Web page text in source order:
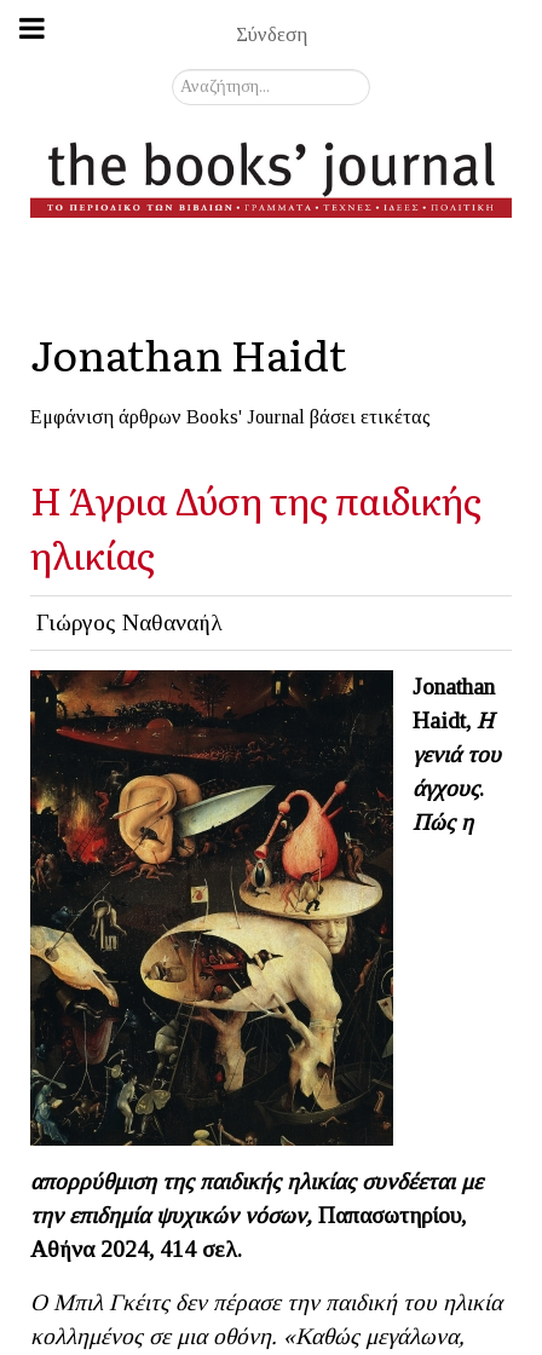
Σύνδεση
Αναζήτηση...
Jonathan Haidt
Εμφάνιση άρθρων Books' Journal βάσει ετικέτας
Η Άγρια Δύση της παιδικής
ηλικίας
Γιώργος Ναθαναήλ
Jonathan
Haidt, Η
γενιά του
άγχους.
Πώς η
απορρύθμιση της παιδικής ηλικίας συνδέεται με
την επιδημία ψυχικών νόσων, Παπασωτηρίου,
Αθήνα 2024, 414 σελ.
Ο Μπιλ Γκέιτς δεν πέρασε την παιδική του ηλικία
κολλημένος σε μια οθόνη. «Καθώς μεγάλωνα,